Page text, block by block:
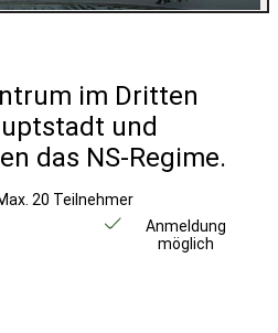
im Dritten
und
das NS-Regime.
20 Teilnehmer
Anmeldung
möglich